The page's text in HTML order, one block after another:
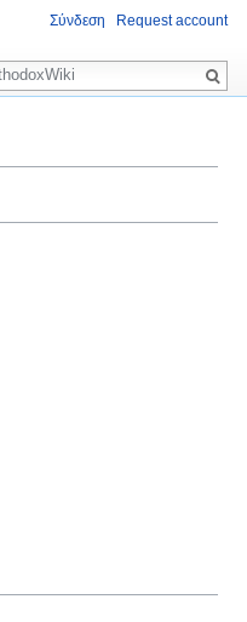
Σύνδεση Request account